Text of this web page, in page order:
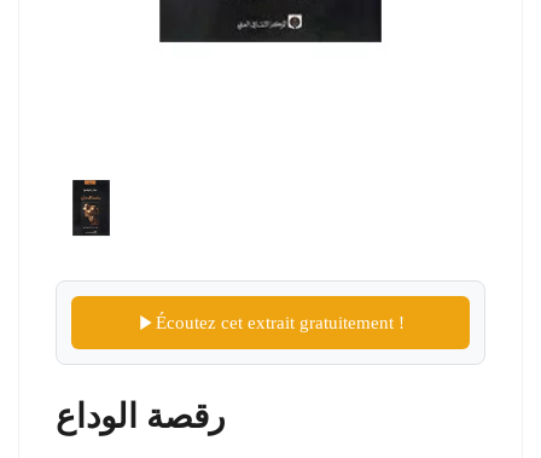
Écoutez cet extrait gratuitement !
رقصة الوداع